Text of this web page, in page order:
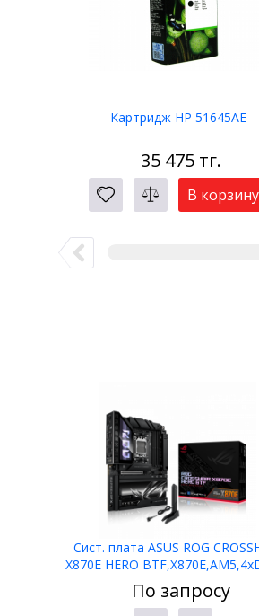
Картридж HP 51645AE
35 475тг.
В корзину
Сист. плата ASUS ROG
X870E HERO
DDR5,2xPCI-E x16
По запросу